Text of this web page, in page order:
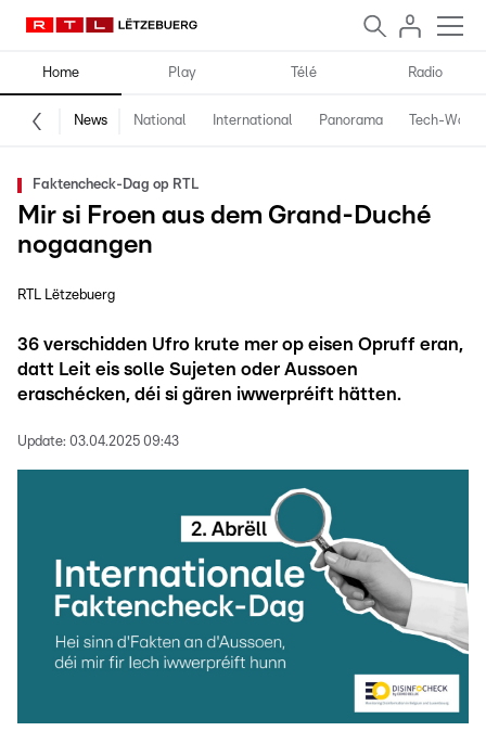
Home Play Télé Radio
News National International Panorama Tech-World
Faktencheck-Dag op RTL
Mir si Froen aus dem Grand-Duché
nogaangen
RTL Lëtzebuerg
36 verschidden Ufro krute mer op eisen Opruff eran,
datt Leit eis solle Sujeten oder Aussoen
eraschécken, déi si gären iwwerpréift hätten.
Update: 03.04.2025 09:43